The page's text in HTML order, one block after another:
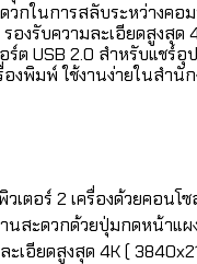
วกในการสลับระหว่างคอ
องรับความละเอียดสูงสุด
ร์ต USB 2.0 สำหรับแชร์อุ
งพิมพ์ ใช้งานง่ายในสำนั
เตอร์ 2 เครื่องด้วยคอนโซ
นสะดวกด้วยปุ่มกดหน้าแผ
ะเอียดสูงสุด 4K (